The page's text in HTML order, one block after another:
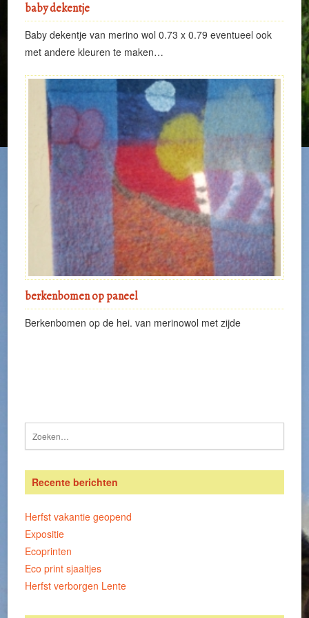
baby dekentje
Baby dekentje van merino wol 0.73 x 0.79 eventueel ook
met andere kleuren te maken…
berkenbomen op paneel
Berkenbomen op de hei. van merinowol met zijde
Recente berichten
Herfst vakantie geopend
Expositie
Ecoprinten
Eco print sjaaltjes
Herfst verborgen Lente